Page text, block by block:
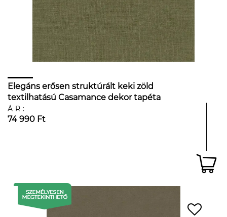
Elegáns erősen struktúrált keki zöld
textilhatású Casamance dekor tapéta
ÁR:
74 990 Ft